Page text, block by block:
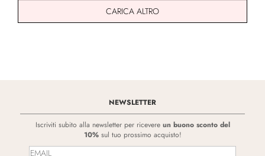
CARICA ALTRO
NEWSLETTER
Iscriviti subito alla newsletter per ricevere un buono sconto del
10%sul tuo prossimo acquisto!